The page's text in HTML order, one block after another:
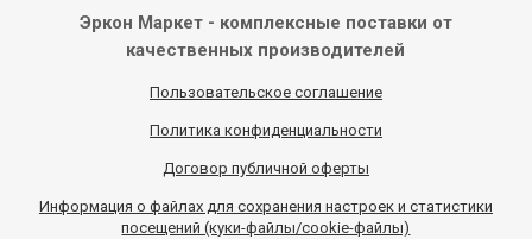
Эркон Маркет - комплексные поставки от
качественных производителей
Пользовательское соглашение
Политика конфиденциальности
Договор публичной оферты
Информация о файлах для сохранения настроек и статистики
посещений (куки-файлы/cookie-файлы)